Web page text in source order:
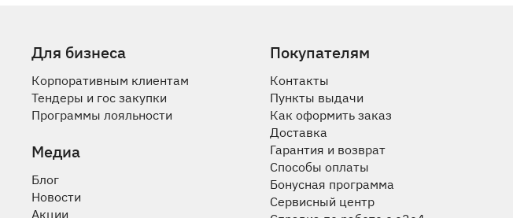
Для бизнеса
Корпоративным клиентам
Тендеры и гос закупки
Программы лояльности
Медиа
Блог
Новости
Акции
Покупателям
Контакты
Пункты выдачи
Как оформить заказ
Доставка
Гарантия и возврат
Способы оплаты
Бонусная программа
Сервисный центр